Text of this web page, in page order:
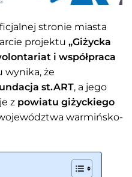
stronie miasta
projektu „Giżycka
i współpraca
wynika, że
st.ART, a jego
z powiatu giżyckiego
warmińsko-